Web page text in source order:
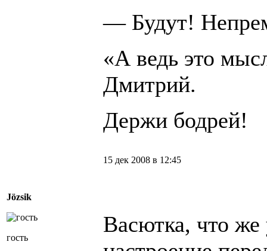
— Будут!
«А ведь это
Дмитрий.
Держи бодрей!
Jözsik
гость
15 дек 2008 в 12:45
Васютка, что же